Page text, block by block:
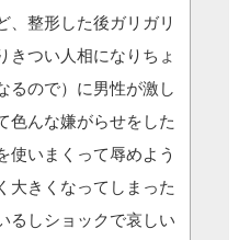
、整形した後ガリガリ
きつい人相になりちょ
るので）に男性が激し
色んな嫌がらせをした
使いまくって辱めよう
大きくなってしまった
るしショックで哀しい